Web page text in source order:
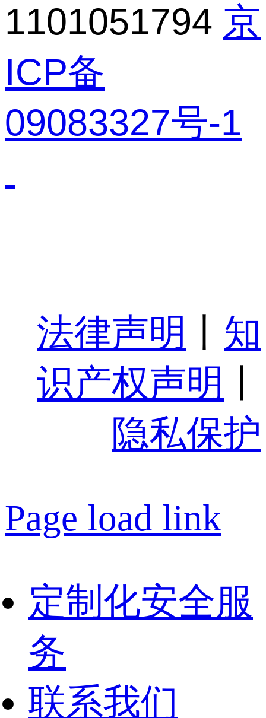
1101051794 京
ICP备
09083327号-1
法律声明
知
识产权声明
隐私保护
Page load link
定制化安全服
务
联系我们